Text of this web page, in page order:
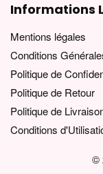
Informations
Mentions légales
Conditions
Politique de
Politique de Retour
Politique de
Conditions
©